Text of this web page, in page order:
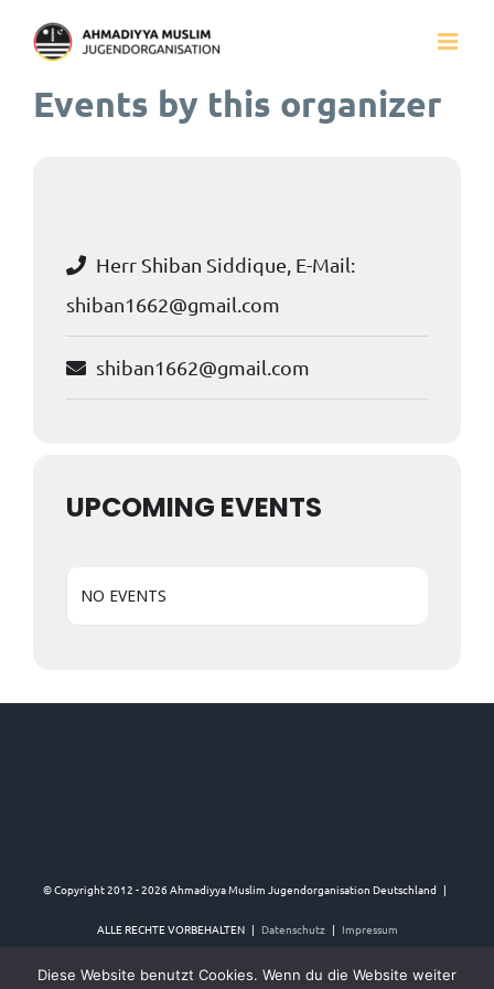
Inhalt
springenEvents by this organizer
Herr Shiban Siddique, E-Mail:
shiban1662@gmail.com
shiban1662@gmail.com
UPCOMING EVENTS
NO EVENTS
© Copyright 2012 -2026 Ahmadiyya Muslim Jugendorganisation Deutschland |
ALLE RECHTE VORBEHALTEN | Datenschutz| Impressum
Diese Website benutzt Cookies. Wenn du die Website weiter